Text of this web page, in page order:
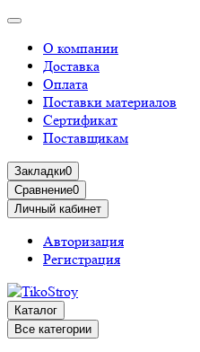
О компании
Доставка
Оплата
Поставки материалов
Сертификат
Поставщикам
Закладки0
Сравнение0
Личный кабинет
Авторизация
Регистрация
Каталог
Все категории